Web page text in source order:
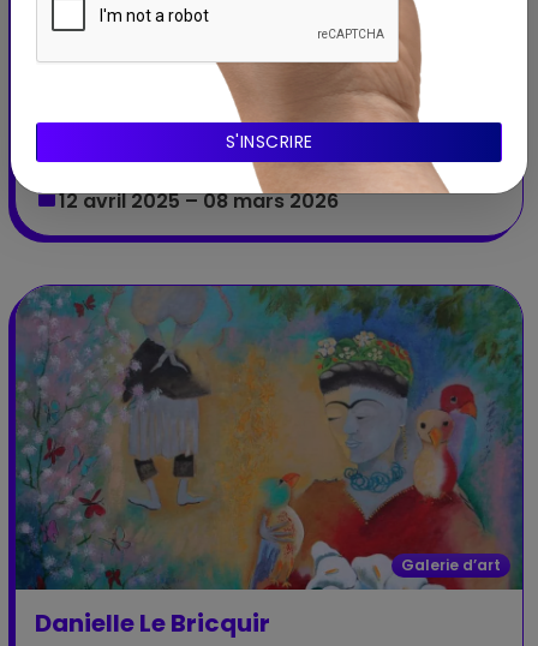
Son ! Jouez avec les ondes
Expérimentez le son : vibrations, fréquences et
propagation des ondes.
Espace Mendès France
POITIERS - Nouvelle-Aquitaine
12 avril 2025 – 08 mars 2026
Galerie d’art
Danielle Le Bricquir